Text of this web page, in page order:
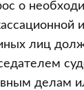
о
лиц
делам